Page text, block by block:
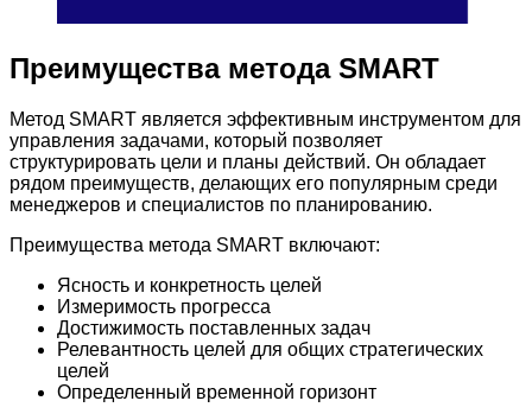
Преимущества метода SMART
Метод SMART является эффективным инструментом для
управления задачами, который позволяет
структурировать цели и планы действий. Он обладает
рядом преимуществ, делающих его популярным среди
менеджеров и специалистов по планированию.
Преимущества метода SMART включают:
Ясность и конкретность целей
Измеримость прогресса
Достижимость поставленных задач
Релевантность целей для общих стратегических
целей
Определенный временной горизонт